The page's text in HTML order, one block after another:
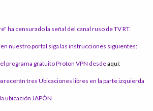
ha censurado la señal del canal ruso de TV RT.
nuestro portal siga las instrucciones siguientes:
programa gratuito Proton VPN desdeaquí:
tres Ubicaciones libres en la parte izquierda
ubicación JAPÓN